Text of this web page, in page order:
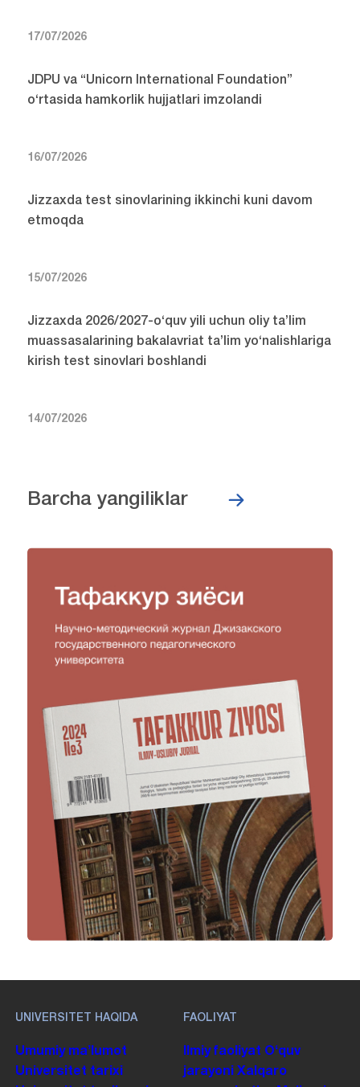
17/07/2026
JDPU va “Unicorn International Foundation”
o‘rtasida hamkorlik hujjatlari imzolandi
16/07/2026
Jizzaxda test sinovlarining ikkinchi kuni davom
etmoqda
15/07/2026
Jizzaxda 2026/2027-o‘quv yili uchun oliy ta’lim
muassasalarining bakalavriat ta’lim yo‘nalishlariga
kirish test sinovlari boshlandi
14/07/2026
Barcha yangiliklar
UNIVERSITET HAQIDA
Umumiy maʼlumot
Universitet tarixi
FAOLIYAT
Ilmiy faoliyat Oʻquv
jarayoni
Xalqaro